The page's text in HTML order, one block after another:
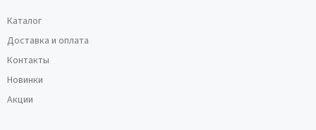
Каталог
Доставка и оплата
Контакты
Новинки
Акции